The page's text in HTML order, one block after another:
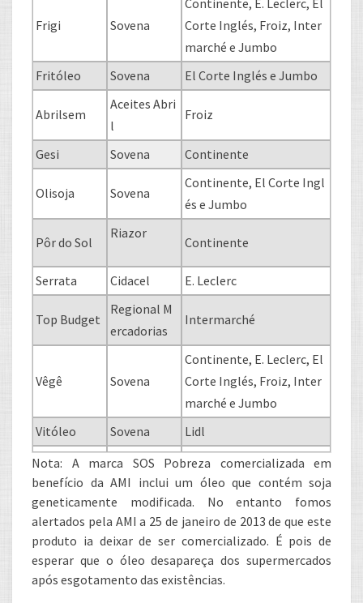
Frigi Sovena
Continente, E. Leclerc, El
Corte Inglés, Froiz, Inter
marché e Jumbo
Fritóleo
Sovena El Corte Inglés e Jumbo
Abrilsem
Aceites Abri
l
Froiz
Gesi Sovena Continente
Olisoja Sovena
Continente, El Corte Ingl
és e Jumbo
Pôr do Sol
Riazor
Continente
Serrata Cidacel E. Leclerc
Top Budget
Regional M
ercadorias
Intermarché
Vêgê Sovena
Continente, E. Leclerc, El
Corte Inglés, Froiz, Inter
marché e Jumbo
Vitóleo
Sovena
Lidl
Nota: A marca SOS Pobreza comercializada em
benefício da AMI inclui um óleo que contém soja
geneticamente modificada. No entanto fomos
alertados pela AMI a 25 de janeiro de 2013 de que este
produto ia deixar de ser comercializado. É pois de
esperar que o óleo desapareça dos supermercados
após esgotamento das existências.